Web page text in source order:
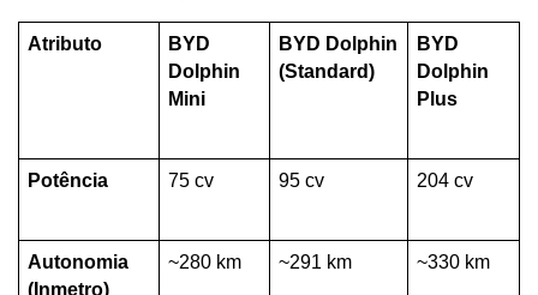
Atributo
BYD
Dolphin
Mini
BYD Dolphin
(Standard)
BYD
Dolphin
Plus
Potência 75 cv 95 cv 204 cv
Autonomia
(Inmetro)
~280 km ~291 km ~330 km